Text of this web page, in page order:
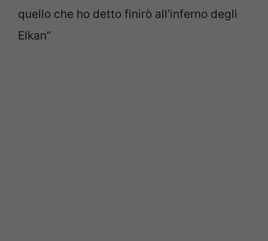
quello che ho detto finirò all’inferno degli
Elkan”